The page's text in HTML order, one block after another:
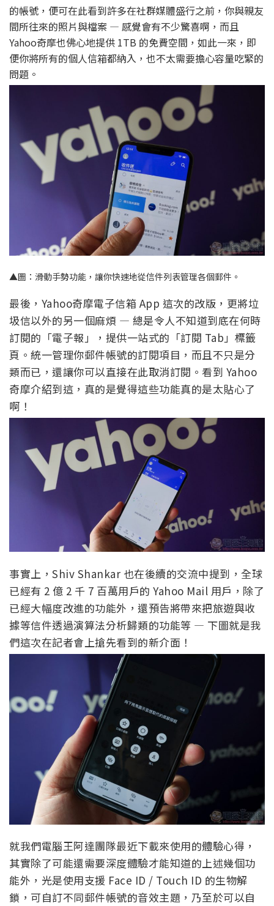
的帳號，便可在此看到許多在社群媒體盛行之前，你與親友
間所往來的照片與檔案 — 感覺會有不少驚喜啊，而且
Yahoo奇摩也佛心地提供 1TB 的免費空間，如此一來，即
便你將所有的個人信箱都納入，也不太需要擔心容量吃緊的
問題。
▲圖：滑動手勢功能，讓你快速地從信件列表管理各個郵件。
最後，Yahoo奇摩電子信箱 App 這次的改版，更將垃
圾信以外的另一個麻煩 — 總是令人不知道到底在何時
訂閱的「電子報」，提供一站式的「訂閱 Tab」標籤
頁。統一管理你郵件帳號的訂閱項目，而且不只是分
類而已，還讓你可以直接在此取消訂閱。看到 Yahoo
奇摩介紹到這，真的是覺得這些功能真的是太貼心了
啊！
事實上，Shiv Shankar 也在後續的交流中提到，全球
已經有 2 億 2 千 7 百萬用戶的 Yahoo Mail 用戶，除了
已經大幅度改進的功能外，還預告將帶來把旅遊與收
據等信件透過演算法分析歸類的功能等 — 下圖就是我
們這次在記者會上搶先看到的新介面！
就我們電腦王阿達團隊最近下載來使用的體驗心得，
其實除了可能還需要深度體驗才能知道的上述幾個功
能外，光是使用支援 Face ID / Touch ID 的生物解
鎖，可自訂不同郵件帳號的音效主題，乃至於可以自